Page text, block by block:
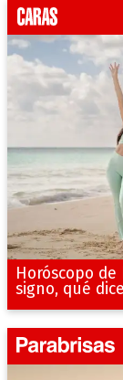
Horóscopo
signo, qué